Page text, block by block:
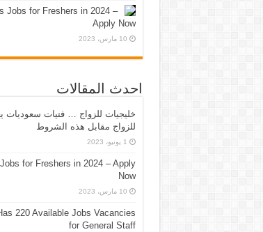
Jobs for Freshers in 2024 –
Apply Now
10 مارس، 2023
احدث المقالات
خليجيات للزواج … فتيات
للزواج مقابل هذه الشروط
1 يونيو، 2023
for Freshers in 2024 – Apply
Now
10 مارس، 2023
220 Available Jobs Vacancies
for General Staff